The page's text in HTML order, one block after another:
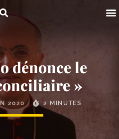
dénonce le
»
2020 2 MINUTES